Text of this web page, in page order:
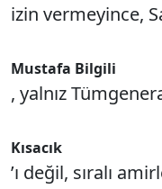
izin vermeyince,
Mustafa Bilgili
, yalnız
Kısacık
’ı değil, sıralı